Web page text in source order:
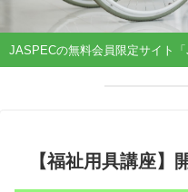
JASPECの無料会員限定サイト
【福祉用具講座】